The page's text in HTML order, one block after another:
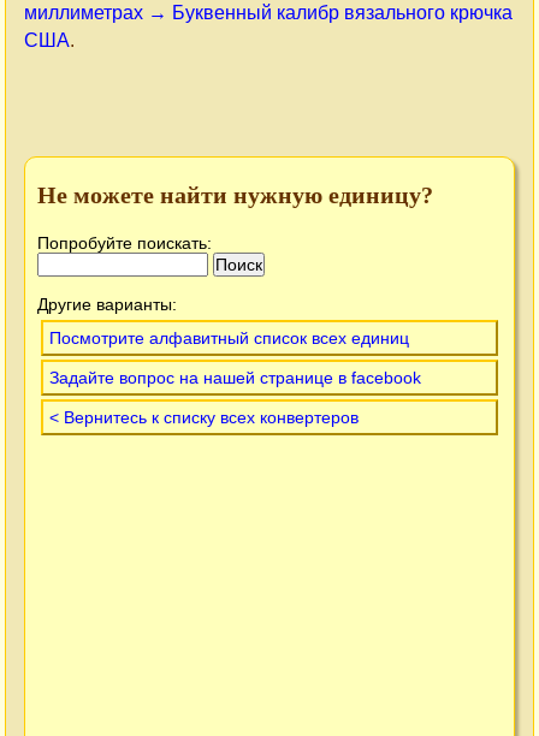
миллиметрах → Буквенный калибр вязального крючка
США.
Не можете найти нужную единицу?
Попробуйте поискать:
Другие варианты:
Посмотрите алфавитный список всех единиц
Задайте вопрос на нашей странице в facebook
< Вернитесь к списку всех конвертеров